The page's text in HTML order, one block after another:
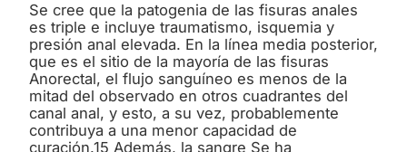
Se cree que la patogenia de las fisuras anales
es triple e incluye traumatismo, isquemia y
presión anal elevada. En la línea media posterior,
que es el sitio de la mayoría de las fisuras
Anorectal, el flujo sanguíneo es menos de la
mitad del observado en otros cuadrantes del
canal anal, y esto, a su vez, probablemente
contribuya a una menor capacidad de
curación.15 Además, la sangre Se ha